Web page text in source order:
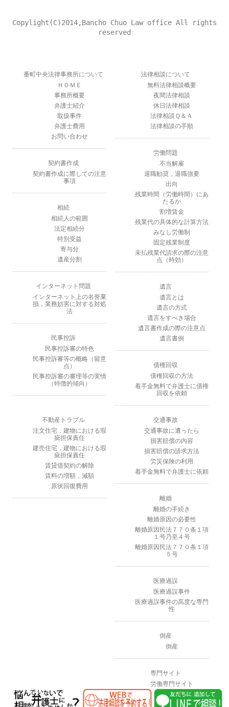
Copylight(C)2014,Bancho Chuo Law office All rights
reserved
番町中央法律事務所について
ＨＯＭＥ
事務所概要
弁護士紹介
取扱事件
弁護士費用
お問い合わせ
契約書作成
契約書作成に際しての注意
事項
相続
相続人の範囲
法定相続分
特別受益
寄与分
遺産分割
インターネット問題
インターネット上の名誉棄
損，業務妨害に対する対処
法
民事控訴
民事控訴審の特色
民事控訴審等の概略（留意
点）
民事控訴審の審理等の実情
（特徴的傾向）
法律相談について
無料法律相談概要
夜間法律相談
休日法律相談
法律相談Ｑ＆Ａ
法律相談の手順
労働問題
不当解雇
退職勧奨，退職強要
出向
残業時間（労働時間）にあ
たるか
割増賃金
残業代の具体的な計算方法
みなし労働制
固定残業制度
未払残業代請求の際の注意
点（時効）
遺言
遺言とは
遺言の方式
遺言をすべき場合
遺言書作成の際の注意点
遺言書例
債権回収
債権回収の方法
着手金無料で弁護士に債権
回収を依頼
不動産トラブル
注文住宅，建物における瑕
疵担保責任
建売住宅，建物における瑕
疵担保責任
賃貸借契約の解除
賃料の増額，減額
原状回復費用
交通事故
交通事故に遭ったら
損害賠償の内容
損害賠償の請求方法
労災保険の利用
着手金無料で弁護士に依頼
離婚
離婚の手続き
離婚原因の必要性
離婚原因民法７７０条１項
１号乃至４号
離婚原因民法７７０条１項
５号
医療過誤
医療過誤事件
医療過誤事件の高度な専門
性
倒産
倒産
専門サイト
労働専門サイト
遺言・相続専門サイト
退職代行専門サイト